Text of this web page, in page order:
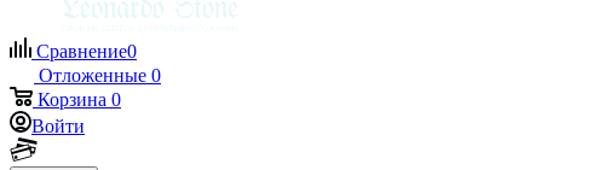
Сравнение0
Отложенные 0
Корзина 0
Войти